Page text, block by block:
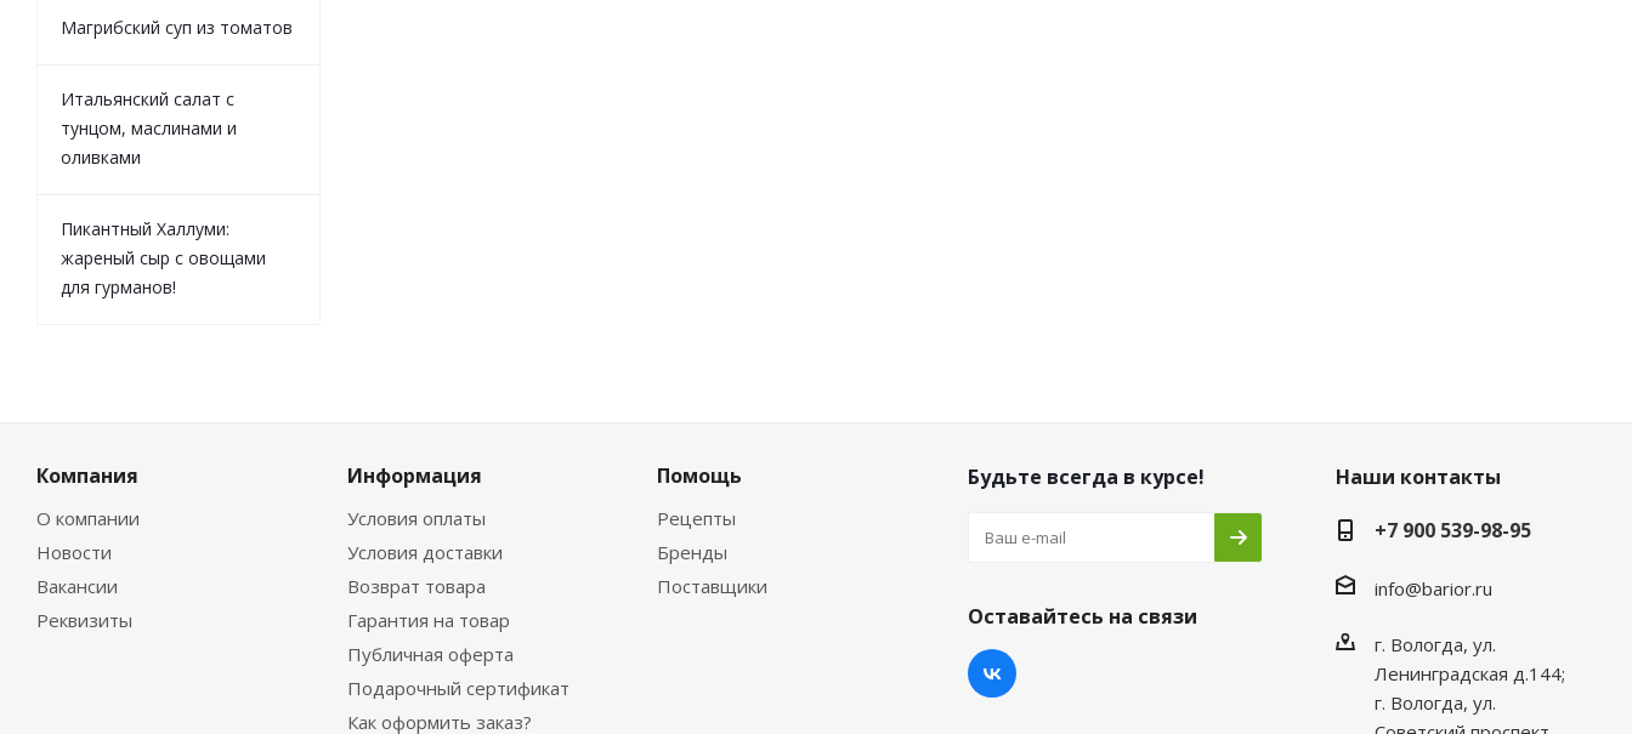
Магрибский суп из томатов
Итальянский салат с
тунцом, маслинами и
оливками
Пикантный Халлуми:
жареный сыр с овощами
для гурманов!
Компания
О компании
Новости
Вакансии
Реквизиты
Информация
Условия оплаты
Условия доставки
Возврат товара
Гарантия на товар
Публичная оферта
Подарочный сертификат
Как оформить заказ?
Помощь
Рецепты
Бренды
Поставщики
Будьте всегда в курсе!
Оставайтесь на связи
Наши контакты
+7 900 539-98-95
info@barior.ru
г. Вологда, ул.
Ленинградская д.144;
г. Вологда, ул.